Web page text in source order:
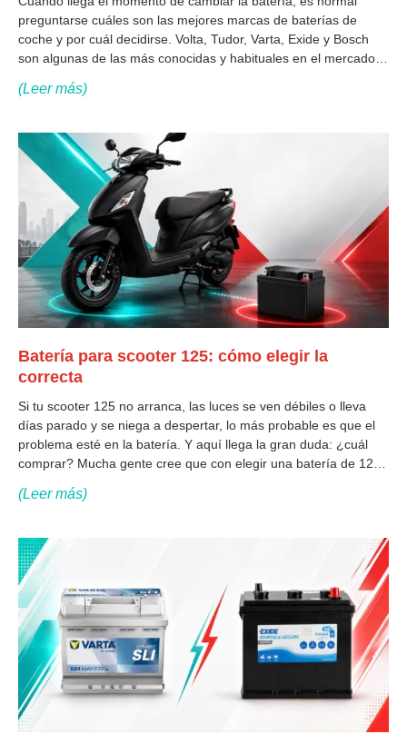
preguntarse cuáles son las mejores marcas de baterías de
coche y por cuál decidirse. Volta, Tudor, Varta, Exide y Bosch
son algunas de las más conocidas y habituales en el mercado,
(Leer más)
Batería para scooter 125: cómo elegir la
correcta
Si tu scooter 125 no arranca, las luces se ven débiles o lleva
días parado y se niega a despertar, lo más probable es que el
problema esté en la batería. Y aquí llega la gran duda: ¿cuál
comprar? Mucha gente cree que con elegir una batería de 12V
(Leer más)